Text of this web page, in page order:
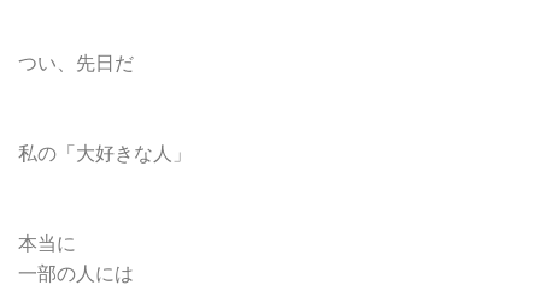
つい、先日だ
私の「大好きな人」
本当に
一部の人には